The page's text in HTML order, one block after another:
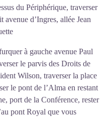
du Périphérique, traverser
d’Ingres, allée Jean
à gauche avenue Paul
le parvis des Droits de
Wilson, traverser la place
le pont de l’Alma en restant
port de la Conférence, rester
pont Royal que vous